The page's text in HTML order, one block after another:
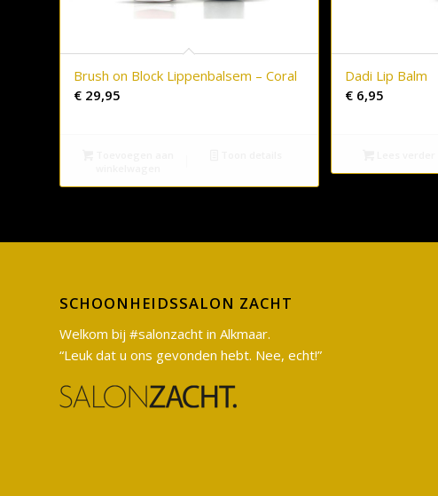
Brush on Block Lippenbalsem – Coral
€ 29,95
Dadi Lip Balm
€6,95
SCHOONHEIDSSALON ZACHT
Welkom bij #salonzacht in Alkmaar.
“Leuk dat u ons gevonden hebt. Nee, echt!”